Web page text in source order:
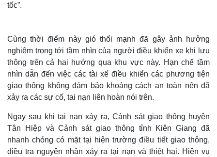
tốc”.
Cùng thời điểm này gió thổi mạnh đã gây ảnh hưởng
nghiêm trọng tới tầm nhìn của người điều khiển xe khi lưu
thông trên cả hai hướng qua khu vực này. Hạn chế tầm
nhìn dẫn đến việc các tài xế điều khiển các phương tiện
giao thông không đảm bảo khoảng cách an toàn nên đã
xảy ra các sự cố, tai nạn liên hoàn nói trên.
Ngay sau khi tai nạn xảy ra, Cảnh sát giao thông huyện
Tân Hiệp và Cảnh sát giao thông tỉnh Kiên Giang đã
nhanh chóng có mặt tại hiện trường điều tiết giao thông,
điều tra nguyên nhân xảy ra tại nạn và thiệt hại. Hiện vụ